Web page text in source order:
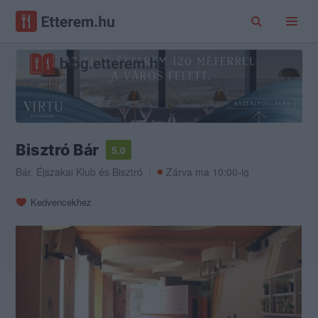
Bisztró Bár
5.0
Bár, Éjszakai Klub és Bisztró Zárva ma 10:00-ig
Kedvencekhez